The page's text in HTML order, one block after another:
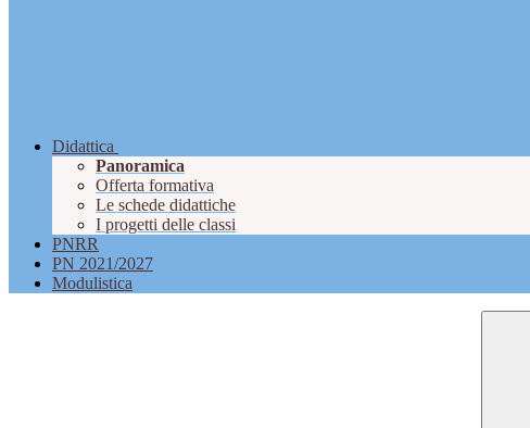
Didattica
Panoramica
Offerta formativa
Le schede didattiche
I progetti delle classi
PNRR
PN 2021/2027
Modulistica